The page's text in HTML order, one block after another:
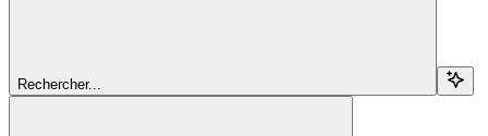
Rechercher...